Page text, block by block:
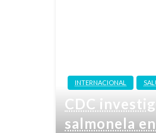
INTERNACIONAL
CDC
salmonela